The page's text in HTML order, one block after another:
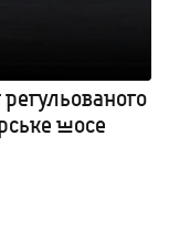
шосе